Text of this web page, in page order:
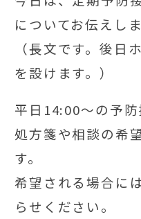
についてお伝えしま
（長文です。後日
を設けます。）
平日14:00～の予防
処方箋や相談の希
す。
希望される場合に
らせください。